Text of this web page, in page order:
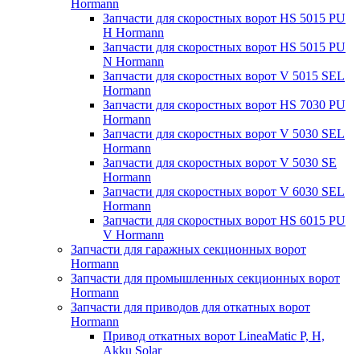
Hormann
Запчасти для скоростных ворот HS 5015 PU
H Hormann
Запчасти для скоростных ворот HS 5015 PU
N Hormann
Запчасти для скоростных ворот V 5015 SEL
Hormann
Запчасти для скоростных ворот HS 7030 PU
Hormann
Запчасти для скоростных ворот V 5030 SEL
Hormann
Запчасти для скоростных ворот V 5030 SE
Hormann
Запчасти для скоростных ворот V 6030 SEL
Hormann
Запчасти для скоростных ворот HS 6015 PU
V Hormann
Запчасти для гаражных секционных ворот
Hormann
Запчасти для промышленных секционных ворот
Hormann
Запчасти для приводов для откатных ворот
Hormann
Привод откатных ворот LineaMatic P, H,
Akku Solar